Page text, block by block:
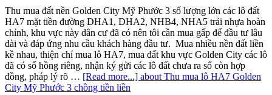
Thu mua đất nền Golden City Mỹ Phước 3 số lượng lớn các lô đất
HA7 mặt tiền đường DHA1, DHA2, NHB4, NHA5 trải nhựa hoàn
chỉnh, khu vực này dân cư đã có nên tôi cần mua gấp để đầu tư lâu
dài và đáp ứng nhu cầu khách hàng đầu tư. Mua nhiều nền đất liền
kề nhau, thiện chí mua lô HA7, mua đất khu vực Golden City các lô
đã có sổ hồng riêng, nhận ký gửi các lô đất chưa ra sổ còn hợp
đồng, pháp lý rõ … [Read more...] about Thu mua lô HA7 Golden
City Mỹ Phước 3 chồng tiền liền